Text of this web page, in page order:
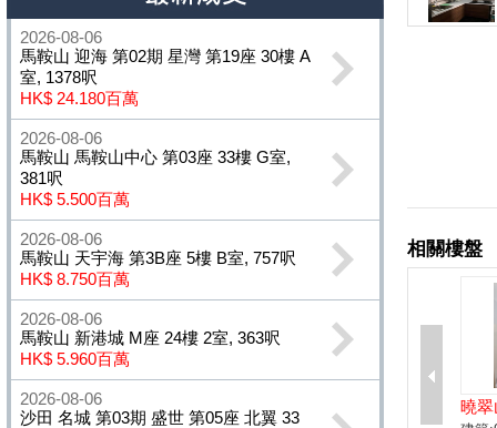
2026-08-06
馬鞍山 迎海 第02期 星灣 第19座 30樓 A
室, 1378呎
HK$ 24.180百萬
2026-08-06
馬鞍山 馬鞍山中心 第03座 33樓 G室,
381呎
HK$ 5.500百萬
2026-08-06
馬鞍山 天宇海 第3B座 5樓 B室, 757呎
HK$ 8.750百萬
2026-08-06
馬鞍山 新港城 M座 24樓 2室, 363呎
HK$ 5.960百萬
2026-08-06
沙田 名城 第03期 盛世 第05座 北翼 33